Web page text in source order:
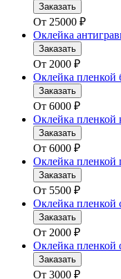
Заказать
От 25000 ₽
Оклейка
Заказать
От 2000 ₽
Оклейка пленкой
Заказать
От 6000 ₽
Оклейка пленкой
Заказать
От 6000 ₽
Оклейка пленкой
Заказать
От 5500 ₽
Оклейка пленкой
Заказать
От 2000 ₽
Оклейка пленкой
Заказать
От 3000 ₽